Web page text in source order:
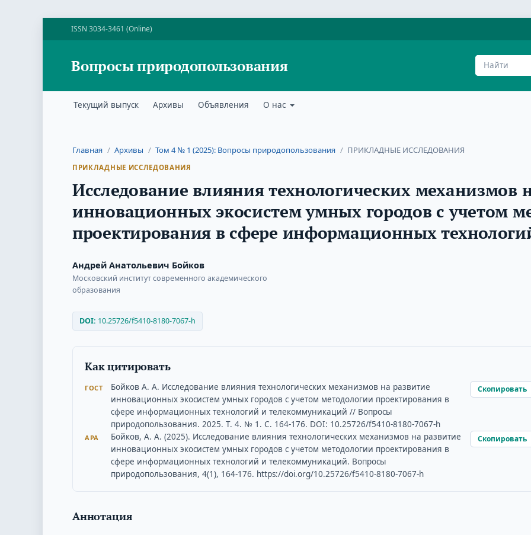
ISSN 3034-3461 (Online)
Вопросы природопользования
Текущий выпуск Архивы Объявления О нас
Главная / Архивы / Том 4 № 1 (2025): Вопросы природопользования / ПРИКЛАДНЫЕ ИССЛЕДОВАНИЯ
ПРИКЛАДНЫЕ ИССЛЕДОВАНИЯ
Исследование влияния технологических механизмов
инновационных экосистем умных городов с учетом
проектирования в сфере информационных
Андрей Анатольевич Бойков
Московский институт современного академического
образования
DOI: 10.25726/f5410-8180-7067-h
Как цитировать
ГОСТ
Бойков А. А. Исследование влияния технологических механизмов на развитие
инновационных экосистем умных городов с учетом методологии проектирования в
сфере информационных технологий и телекоммуникаций // Вопросы
природопользования. 2025. Т. 4. № 1. С. 164-176. DOI: 10.25726/f5410-8180-7067-h
Скопировать
APA
Бойков, А. А. (2025). Исследование влияния технологических механизмов на развитие
инновационных экосистем умных городов с учетом методологии проектирования в
сфере информационных технологий и телекоммуникаций. Вопросы
природопользования, 4(1), 164-176. https://doi.org/10.25726/f5410-8180-7067-h
Скопировать
Аннотация